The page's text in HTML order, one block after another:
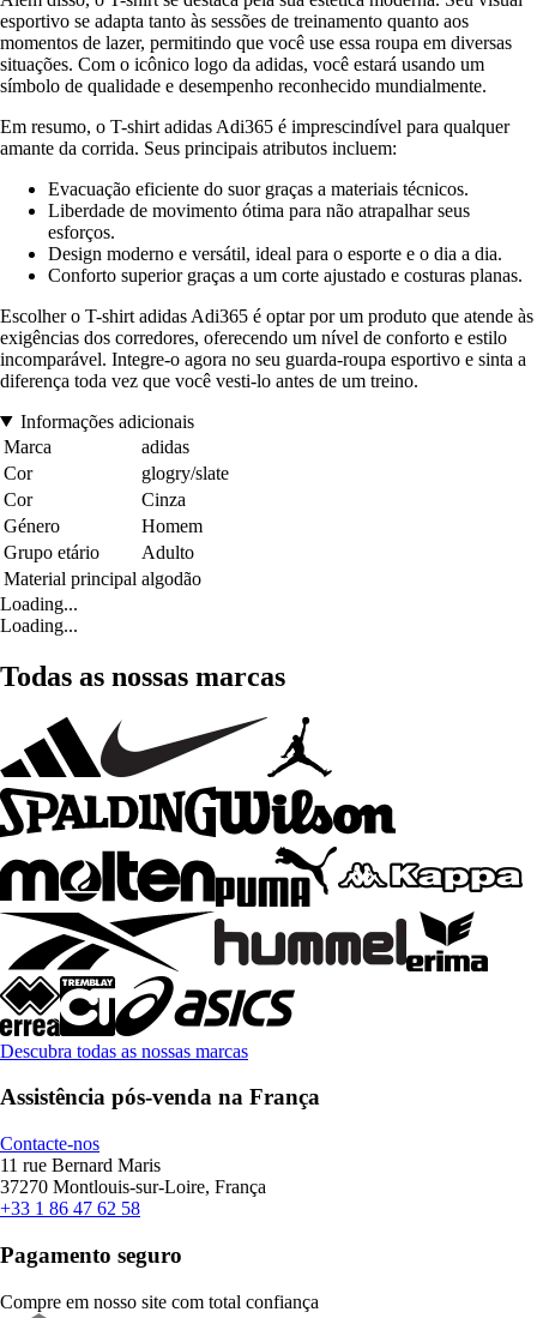
esportivo se adapta tanto às sessões de treinamento quanto aos
momentos de lazer, permitindo que você use essa roupa em diversas
situações. Com o icônico logo da adidas, você estará usando um
símbolo de qualidade e desempenho reconhecido mundialmente.
Em resumo, o T-shirt adidas Adi365 é imprescindível para qualquer
amante da corrida. Seus principais atributos incluem:
Evacuação eficiente do suor graças a materiais técnicos.
Liberdade de movimento ótima para não atrapalhar seus
esforços.
Design moderno e versátil, ideal para o esporte e o dia a dia.
Conforto superior graças a um corte ajustado e costuras planas.
Escolher o T-shirt adidas Adi365 é optar por um produto que atende às
exigências dos corredores, oferecendo um nível de conforto e estilo
incomparável. Integre-o agora no seu guarda-roupa esportivo e sinta a
diferença toda vez que você vesti-lo antes de um treino.
Informações adicionais
Marca
adidas
Cor
glogry/slate
Cor
Cinza
Género
Homem
Grupo etário
Adulto
Material principal algodão
Loading...
Loading...
Todas as nossas marcas
Descubra todas as nossas marcas
Assistência pós-venda na França
Contacte-nos
11 rue Bernard Maris
37270 Montlouis-sur-Loire, França
+33 1 86 47 62 58
Pagamento seguro
Compre em nosso site com total confiança